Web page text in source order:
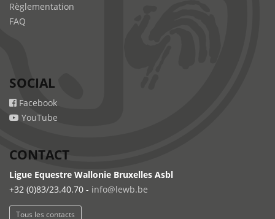
Règlementation
FAQ
SOCIAL
Facebook
YouTube
CONTACT
Ligue Equestre Wallonie Bruxelles Asbl
+32 (0)83/23.40.70 - info@lewb.be
Tous les contacts